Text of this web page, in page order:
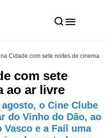
Cidade com sete noites de cinema
com sete
ao ar livre
o Cine Clube
do Vinho do Dão, ao
Vasco e a Faíl uma